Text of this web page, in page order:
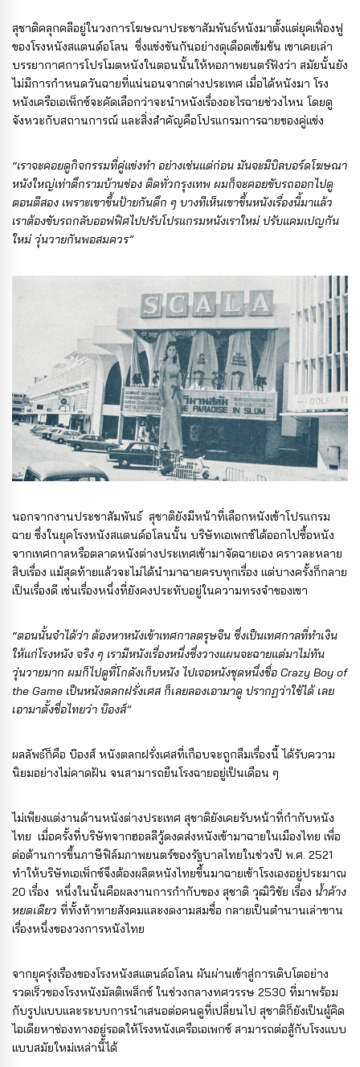
สุชาติคลุกคลีอยู่ในวงการโฆษณาประชาสัมพันธ์หนังมาตั้งแต่ยุคเฟื่องฟู
ของโรงหนังสแตนด์อโลน ซึ่งแข่งขันกันอย่างดุเดือดเข้มข้น เขาเคยเล่า
บรรยากาศการโปรโมตหนังในตอนนั้นให้หอภาพยนตร์ฟังว่า สมัยนั้นยัง
ไม่มีการกำหนดวันฉายที่แน่นอนจากต่างประเทศ เมื่อได้หนังมา โรง
หนังเครือเอเพ็กซ์จะคัดเลือกว่าจะนำหนังเรื่องอะไรฉายช่วงไหน โดยดู
จังหวะกับสถานการณ์ และสิ่งสำคัญคือโปรแกรมการฉายของคู่แข่ง
“เราจะคอยดูกิจกรรมที่คู่แข่งทำ อย่างเช่นแต่ก่อน มันจะมีบิลบอร์ดโฆษณา
หนังใหญ่เท่าตึกรามบ้านช่อง ติดทั่วกรุงเทพ ผมก็จะคอยขับรถออกไปดู
ตอนตีสอง เพราะเขาขึ้นป้ายกันดึก ๆ บางทีเห็นเขาขึ้นหนังเรื่องนี้มาแล้ว
เราต้องขับรถกลับออฟฟิศไปปรับโปรแกรมหนังเราใหม่ ปรับแคมเปญกัน
ใหม่ วุ่นวายกันพอสมควร”
นอกจากงานประชาสัมพันธ์ สุชาติยังมีหน้าที่เลือกหนังเข้าโปรแกรม
ฉาย ซึ่งในยุคโรงหนังสแตนด์อโลนนั้น บริษัทเอเพกซ์ได้ออกไปซื้อหนัง
จากเทศกาลหรือตลาดหนังต่างประเทศเข้ามาจัดฉายเอง คราวละหลาย
สิบเรื่อง แม้สุดท้ายแล้วจะไม่ได้นำมาฉายครบทุกเรื่อง แต่บางครั้งก็กลาย
เป็นเรื่องดี เช่นเรื่องหนึ่งที่ยังคงประทับอยู่ในความทรงจำของเขา
“ตอนนั้นจำได้ว่า ต้องหาหนังเข้าเทศกาลตรุษจีน ซึ่งเป็นเทศกาลที่ทำเงิน
ให้แก่โรงหนัง จริง ๆ เรามีหนังเรื่องหนึ่งซึ่งวางแผนจะฉายแต่มาไม่ทัน
วุ่นวายมาก ผมก็ไปดูที่โกดังเก็บหนัง ไปเจอหนังชุดหนึ่งชื่อ Crazy Boy of
the Game เป็นหนังตลกฝรั่งเศส ก็เลยลองเอามาดู ปรากฏว่าใช้ได้ เลย
เอามาตั้งชื่อไทยว่า บ๊องส์”
ผลลัพธ์ก็คือ บ๊องส์ หนังตลกฝรั่งเศสที่เกือบจะถูกลืมเรื่องนี้ ได้รับความ
นิยมอย่างไม่คาดฝัน จนสามารถยืนโรงฉายอยู่เป็นเดือน ๆ
ไม่เพียงแต่งานด้านหนังต่างประเทศ สุชาติยังเคยรับหน้าที่กำกับหนัง
ไทย เมื่อครั้งที่บริษัทจากฮอลลีวู้ดงดส่งหนังเข้ามาฉายในเมืองไทย เพื่อ
ต่อต้านการขึ้นภาษีฟิล์มภาพยนตร์ของรัฐบาลไทยในช่วงปี พ.ศ. 2521
ทำให้บริษัทเอเพ็กซ์จึงต้องผลิตหนังไทยขึ้นมาฉายเข้าโรงเองอยู่ประมาณ
20 เรื่อง หนึ่งในนั้นคือผลงานการกำกับของ สุชาติ วุฒิวิชัย เรื่อง น้ำค้าง
หยดเดียว ที่ทั้งท้าทายสังคมและงดงามสมชื่อ กลายเป็นตำนานเล่าขาน
เรื่องหนึ่งของวงการหนังไทย
จากยุครุ่งเรืองของโรงหนังสแตนด์อโลน ผันผ่านเข้าสู่การเติบโตอย่าง
รวดเร็วของโรงหนังมัลติเพล็กซ์ ในช่วงกลางทศวรรษ 2530 ที่มาพร้อม
กับรูปแบบและระบบการนำเสนอต่อคนดูที่เปลี่ยนไป สุชาติก็ยังเป็นผู้คิด
ไอเดียหาช่องทางอยู่รอดให้โรงหนังเครือเอเพกซ์ สามารถต่อสู้กับโรงแบบ
แบบสมัยใหม่เหล่านี้ได้